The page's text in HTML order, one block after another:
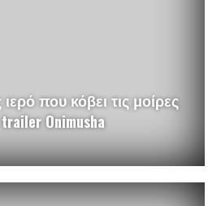
που κόβει τις μοίρες
Onimusha